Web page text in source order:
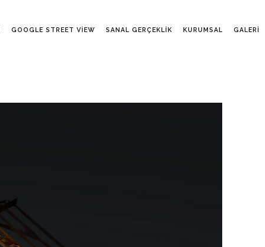
GOOGLE STREET VIEW SANAL GERÇEKLIK KURUMSAL GALERI